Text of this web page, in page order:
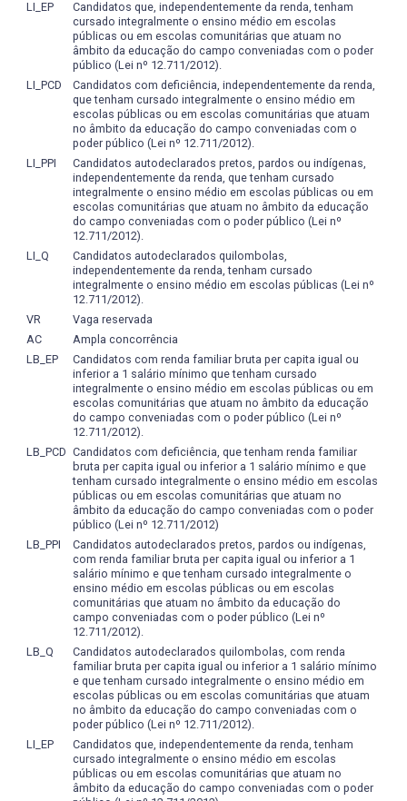
negociações internacionais;
- Dominar processos de negociação com uma visão
ampla e generalista, com raciocínio lógico, flexibilidade e
criatividade;
- Entender e acompanhar a evolução das legislações
relativas à habilitação de comércio exterior, bem como
das atividades desenvolvidas pelas organizações
importadoras e exportadoras;
- Desenvolver espírito de liderança, trabalho de equipe, de
negociação e tomada de decisão.
trabalho. APesquisa do Egressoproporciona um
diagnóstico que auxilia na identificação de potenciais
melhorias no Curso.
Ao final de cada semestre, os formandos são
cadastrados no Portal e estimulados a fazer
depoimentos sobre o Curso e sua contribuição para a
trajetória profissional. Cabe também ao Colegiado do
Curso atualizar e registrar essas informações a cada
semestre, assim como acompanhar as considerações
feitas no Portal para fins de avaliação e revisão do PPC.
Prevê-se, ainda, que a Coordenação do Curso realize, de
forma periódica, a mensuração do grau de satisfação dos
egressos em relação à formação recebida. Esse processo
será conduzido por meio de questionário on-line,
estruturado com escalas reconhecidas e validadas
internacionalmente, além de questões subjetivas, de
modo a garantir confiabilidade e comparabilidade dos
resultados. Os dados coletados serão transformados em
indicadores estratégicos que permitirão acompanhar, ao
longo do tempo, a performance do Curso e sua aderência
às demandas sociais e do mercado de trabalho.
A proposta é constituir um banco de dados sólido e
sistemático que viabilize análises quantitativas e
qualitativas sobre diferentes aspectos da trajetória
acadêmica e profissional dos egressos. Esse repositório
permitirá identificar os pontos fortes do Curso, bem como
fragilidades e oportunidades de melhoria, além de reunir
críticas e sugestões que subsidiem a tomada de decisão
da Coordenação e do NDE no processo de revisão e
atualização do Projeto Pedagógico.
Entre os aspectos a serem avaliados, incluem-se: os
setores de atuação profissional dos egressos, o perfil das
organizações empregadoras, a remuneração média, a
realização de cursos de pós-graduação (instituição, área
e período de realização), o tipo de cargo ocupado e o nível
de responsabilidade assumido. Além disso, busca-se
compreender em que medida os egressos se sentiram
acolhidos, orientados, bem recebidos e seguros durante
LI_EP
Candidatos que, independentemente da renda, tenham
cursado integralmente o ensino médio em escolas
públicas ou em escolas comunitárias que atuam no
âmbito da educação do campo conveniadas com o poder
público (Lei nº 12.711/2012).
LI_PCD
Candidatos com deficiência, independentemente da renda,
que tenham cursado integralmente o ensino médio em
escolas públicas ou em escolas comunitárias que atuam
no âmbito da educação do campo conveniadas com o
poder público (Lei nº 12.711/2012).
LI_PPI
Candidatos autodeclarados pretos, pardos ou indígenas,
independentemente da renda, que tenham cursado
integralmente o ensino médio em escolas públicas ou em
escolas comunitárias que atuam no âmbito da educação
do campo conveniadas com o poder público (Lei nº
12.711/2012).
LI_Q
Candidatos autodeclarados quilombolas,
independentemente da renda, tenham cursado
integralmente o ensino médio em escolas públicas (Lei nº
12.711/2012).
VR
Vaga reservada
AC
Ampla concorrência
LB_EP
Candidatos com renda familiar bruta per capita igual ou
inferior a 1 salário mínimo que tenham cursado
integralmente o ensino médio em escolas públicas ou em
escolas comunitárias que atuam no âmbito da educação
do campo conveniadas com o poder público (Lei nº
12.711/2012).
LB_PCD Candidatos com deficiência, que tenham renda familiar
bruta per capita igual ou inferior a 1 salário mínimo e que
tenham cursado integralmente o ensino médio em escolas
públicas ou em escolas comunitárias que atuam no
âmbito da educação do campo conveniadas com o poder
público (Lei nº 12.711/2012)
LB_PPI
Candidatos autodeclarados pretos, pardos ou indígenas,
com renda familiar bruta per capita igual ou inferior a 1
salário mínimo e que tenham cursado integralmente o
ensino médio em escolas públicas ou em escolas
comunitárias que atuam no âmbito da educação do
campo conveniadas com o poder público (Lei nº
12.711/2012).
LB_Q
Candidatos autodeclarados quilombolas, com renda
familiar bruta per capita igual ou inferior a 1 salário mínimo
e que tenham cursado integralmente o ensino médio em
escolas públicas ou em escolas comunitárias que atuam
no âmbito da educação do campo conveniadas com o
poder público (Lei nº 12.711/2012).
LI_EP
Candidatos que, independentemente da renda, tenham
cursado integralmente o ensino médio em escolas
públicas ou em escolas comunitárias que atuam no
âmbito da educação do campo conveniadas com o poder